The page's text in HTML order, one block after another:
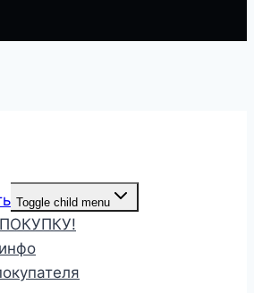
Toggle child menu